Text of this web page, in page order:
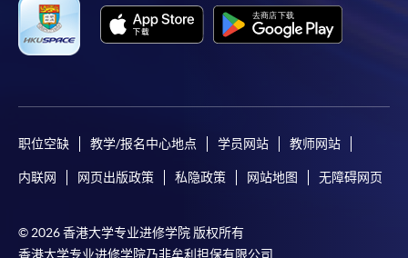
职位空缺 教学/报名中心地点 学员网站 教师网站
内联网 网页出版政策 私隐政策 网站地图 无障碍网页
© 2026 香港大学专业进修学院 版权所有
香港大学专业进修学院乃非牟利担保有限公司